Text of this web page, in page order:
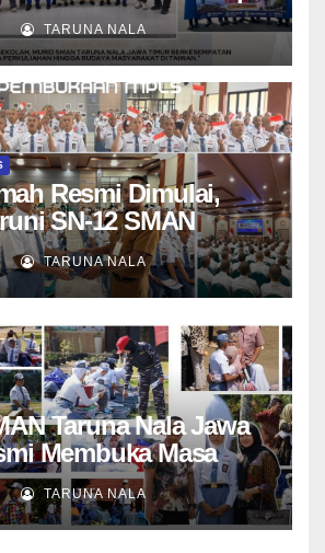
Taiwan
TARUNA NALA
Resmi Dimulai,
SN-12 SMAN
Jawa Timur Siap
Ajaran Baru
TARUNA NALA
Taruna Nala Jawa
Membuka Masa
Taruna Baru SN-12
TARUNA NALA